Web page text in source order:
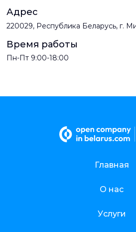
Адрес
220029, Республика Беларусь, г.
Время работы
Пн-Пт 9:00-18:00
Главная
О нас
Услуги